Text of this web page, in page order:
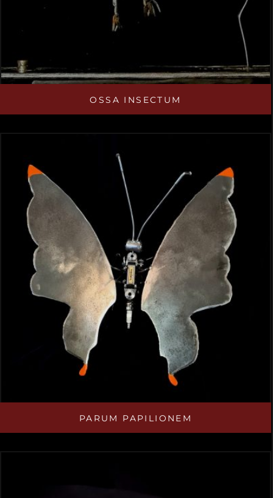
OSSA INSECTUM
PARUM PAPILIONEM